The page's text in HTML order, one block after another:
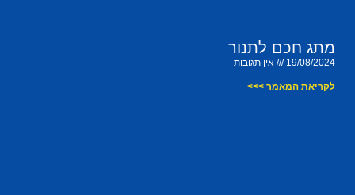
מתג חכם לתנור
19/08/2024 אין תגובות
לקריאת המאמר >>>